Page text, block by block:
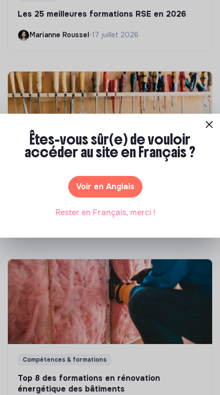
Les 25 meilleures formations RSE en 2026
Marianne Roussel •17 juillet 2026
Comment se former à la transition écologique
Compétences & formations
Top 8 des formations en rénovation
énergétique des bâtiments
Êtes-vous sûr(e) de vouloir
accéder au site en Français ?
Voir en Anglais
Rester en Français, merci !